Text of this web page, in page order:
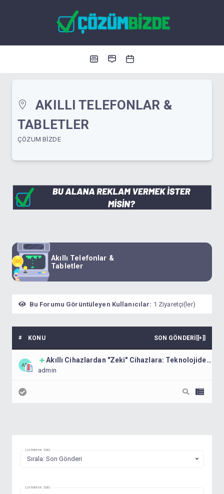
AKILLI TELEFONLAR &
TABLETLER
ÇÖZUM BIZDE
Akıllı Telefonlar &
Tabletler
Bu Forumu Görüntüleyen Kullanıcılar: 1 Ziyaretçi(ler)
# KONU SON GÖNDERI [+]]
Akıllı Cihazlardan "Zeki" Cihazlara: Teknolojide
Yeni Bir Çağın Eşiğindeyiz
admin
Listeleme türü
Listeleme türü